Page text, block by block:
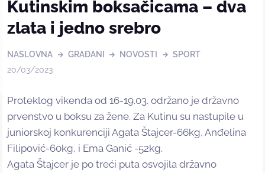
Kutinskim boksačicama – dva
zlata i jedno srebro
NASLOVNA GRAĐANI NOVOSTI
SPORT
20/03/2023
Proteklog vikenda od 16-19.03. održano je državno
prvenstvo u boksu za žene. Za Kutinu su nastupile u
juniorskoj konkurenciji Agata Štajcer-66kg, Anđelina
Filipović-60kg, i Ema Ganić -52kg.
Agata Štajcer je po treći puta osvojila državno